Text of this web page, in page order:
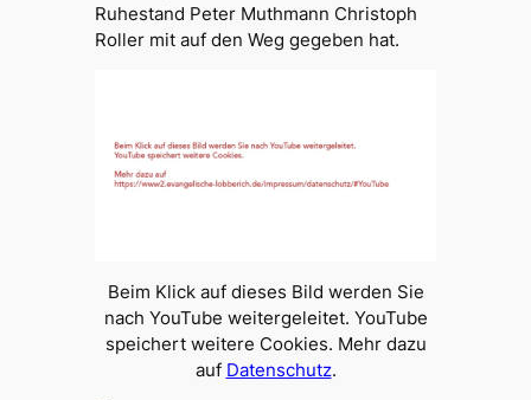
Ruhestand Peter Muthmann Christoph
Roller mit auf den Weg gegeben hat.
Beim Klick auf dieses Bild werden Sie
nach YouTube weitergeleitet. YouTube
speichert weitere Cookies. Mehr dazu
auf Datenschutz.